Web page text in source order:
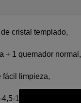
cristal templado,
+ 1 quemador normal,
fácil limpieza,
12 cm,